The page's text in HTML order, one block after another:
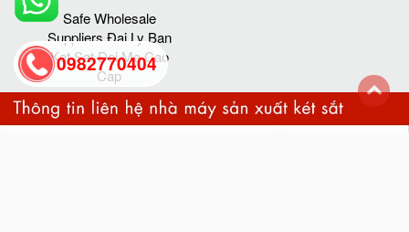
Safe Wholesale
Suppliers Đai Ly Ban
Ket Sat Đoi Ma Cao
Cap
0982770404
back